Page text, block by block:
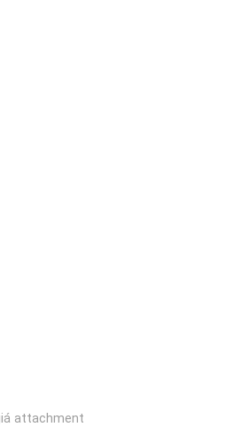
attachment